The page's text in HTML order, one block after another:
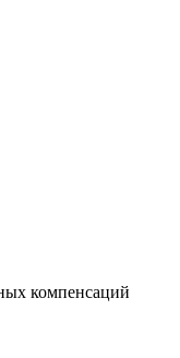
компенсаций